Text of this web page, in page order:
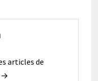
articles de
→